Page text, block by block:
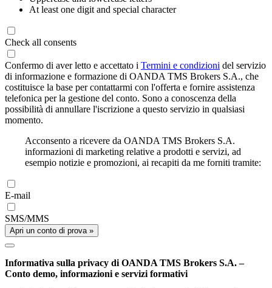
At least one digit and special character
Check all consents
Confermo di aver letto e accettato i Termini e condizioni del servizio
di informazione e formazione di OANDA TMS Brokers S.A., che
costituisce la base per contattarmi con l'offerta e fornire assistenza
telefonica per la gestione del conto. Sono a conoscenza della
possibilità di annullare l'iscrizione a questo servizio in qualsiasi
momento.
Acconsento a ricevere da OANDA TMS Brokers S.A.
informazioni di marketing relative a prodotti e servizi, ad
esempio notizie e promozioni, ai recapiti da me forniti tramite:
E-mail
SMS/MMS
Apri un conto di prova »
Informativa sulla privacy di OANDA TMS Brokers S.A. –
Conto demo, informazioni e servizi formativi